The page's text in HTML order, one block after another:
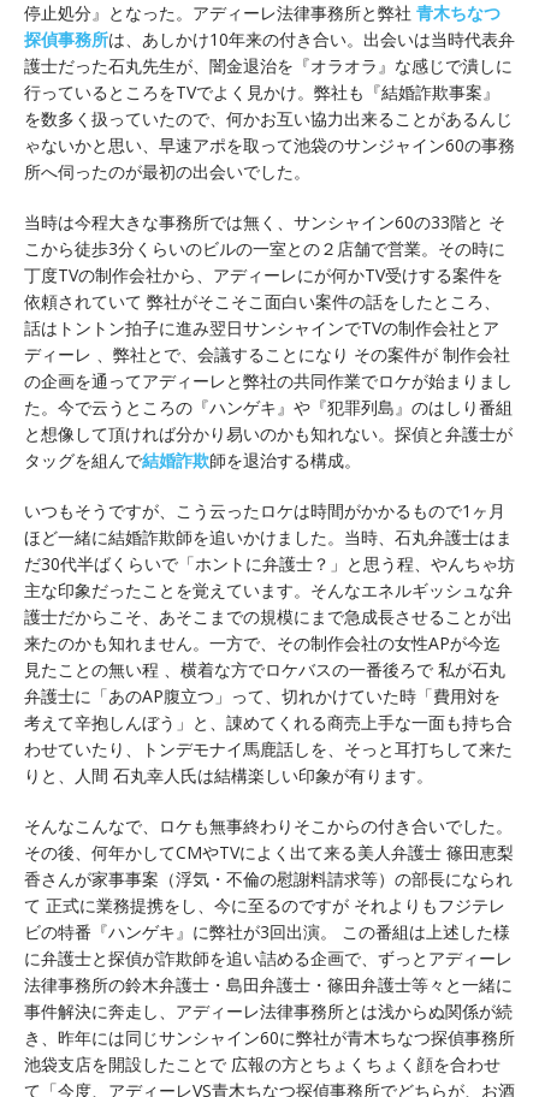
停止処分』となった。アディーレ法律事務所と弊社 青木ちなつ
探偵事務所は、あしかけ10年来の付き合い。出会いは当時代表弁
護士だった石丸先生が、闇金退治を『オラオラ』な感じで潰しに
行っているところをTVでよく見かけ。弊社も『結婚詐欺事案』
を数多く扱っていたので、何かお互い協力出来ることがあるんじ
ゃないかと思い、早速アポを取って池袋のサンジャイン60の事務
所へ伺ったのが最初の出会いでした。
当時は今程大きな事務所では無く、サンシャイン60の33階と そ
こから徒歩3分くらいのビルの一室との２店舗で営業。その時に
丁度TVの制作会社から、アディーレにが何かTV受けする案件を
依頼されていて 弊社がそこそこ面白い案件の話をしたところ、
話はトントン拍子に進み翌日サンシャインでTVの制作会社とア
ディーレ 、弊社とで、会議することになり その案件が 制作会社
の企画を通ってアディーレと弊社の共同作業でロケが始まりまし
た。今で云うところの『ハンゲキ』や『犯罪列島』のはしり番組
と想像して頂ければ分かり易いのかも知れない。探偵と弁護士が
タッグを組んで結婚詐欺師を退治する構成。
いつもそうですが、こう云ったロケは時間がかかるもので1ヶ月
ほど一緒に結婚詐欺師を追いかけました。当時、石丸弁護士はま
だ30代半ばくらいで「ホントに弁護士？」と思う程、やんちゃ坊
主な印象だったことを覚えています。そんなエネルギッシュな弁
護士だからこそ、あそこまでの規模にまで急成長させることが出
来たのかも知れません。一方で、その制作会社の女性APが今迄
見たことの無い程 、横着な方でロケバスの一番後ろで 私が石丸
弁護士に「あのAP腹立つ」って、切れかけていた時「費用対を
考えて辛抱しんぼう」と、諌めてくれる商売上手な一面も持ち合
わせていたり、トンデモナイ馬鹿話しを、そっと耳打ちして来た
りと、人間 石丸幸人氏は結構楽しい印象が有ります。
そんなこんなで、ロケも無事終わりそこからの付き合いでした。
その後、何年かしてCMやTVによく出て来る美人弁護士 篠田恵梨
香さんが家事事案（浮気・不倫の慰謝料請求等）の部長になられ
て 正式に業務提携をし、今に至るのですが それよりもフジテレ
ビの特番『ハンゲキ』に弊社が3回出演。 この番組は上述した様
に弁護士と探偵が詐欺師を追い詰める企画で、ずっとアディーレ
法律事務所の鈴木弁護士・島田弁護士・篠田弁護士等々と一緒に
事件解決に奔走し、アディーレ法律事務所とは浅からぬ関係が続
き、昨年には同じサンシャイン60に弊社が青木ちなつ探偵事務所
池袋支店を開設したことで 広報の方とちょくちょく顔を合わせ
て「今度、アディーレVS青木ちなつ探偵事務所でどちらが、お酒